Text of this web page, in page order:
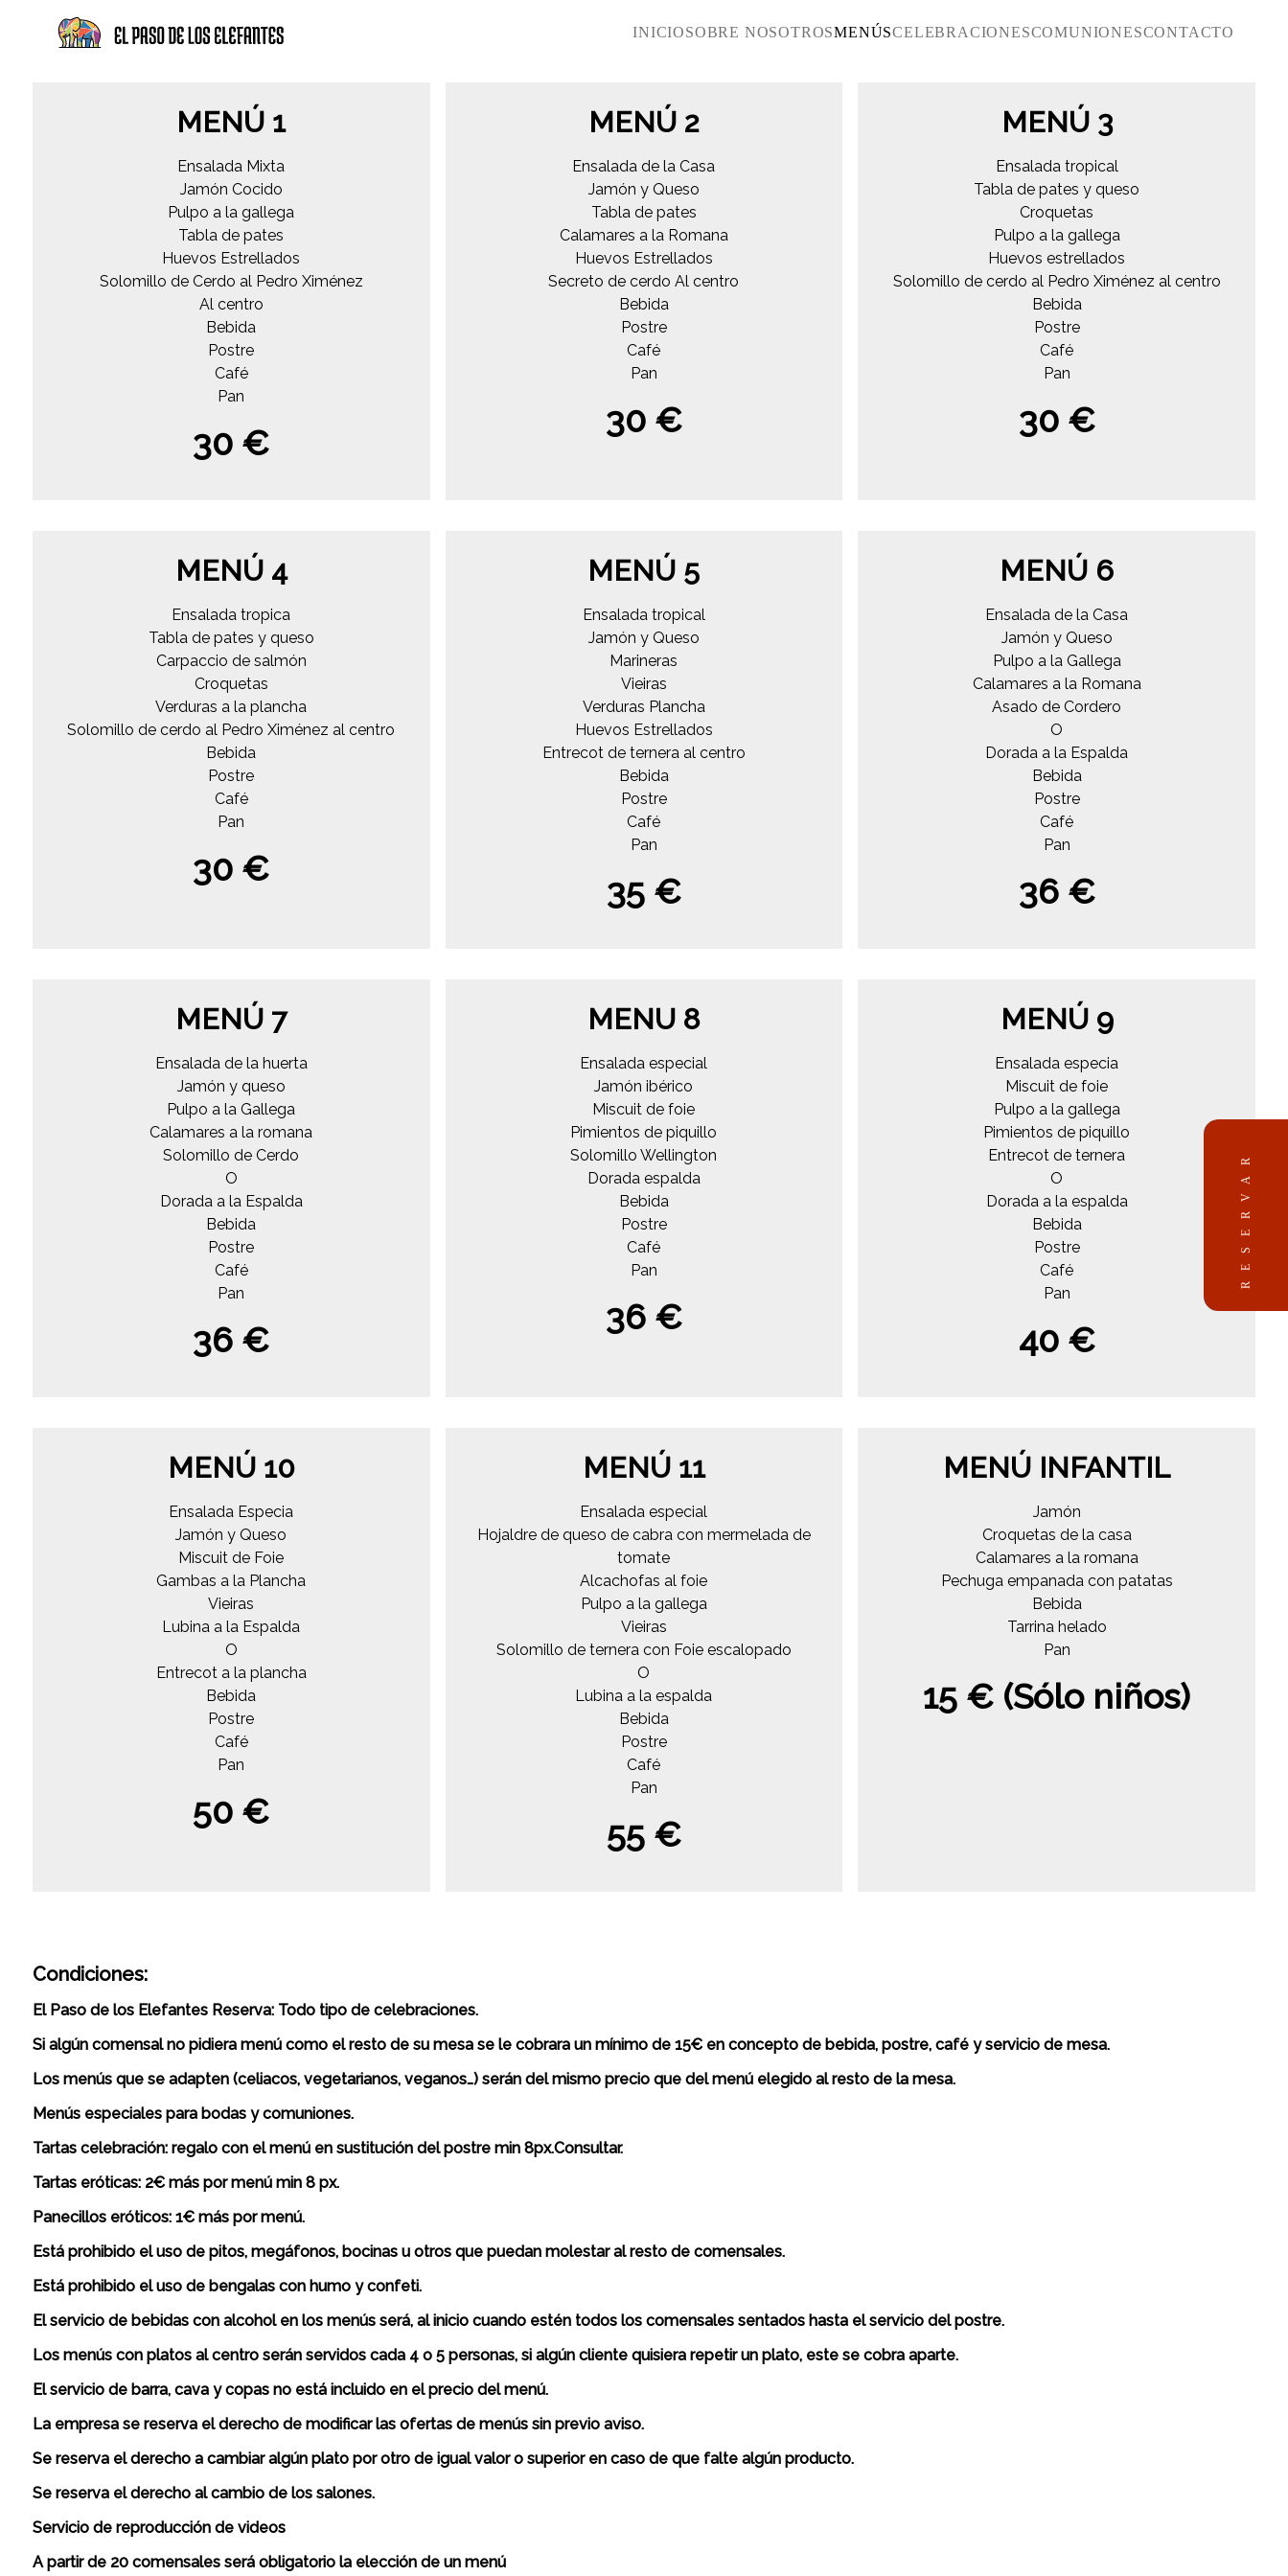
INICIOSOBRE NOSOTROSMENÚSCELEBRACIONESCOMUNIONESCONTACTO
MENÚ 1
Ensalada Mixta
Jamón Cocido
Pulpo a la gallega
Tabla de pates
Huevos Estrellados
Solomillo de Cerdo al Pedro Ximénez
Al centro
Bebida
Postre
Café
Pan
30 €
MENÚ 2
Ensalada de la Casa
Jamón y Queso
Tabla de pates
Calamares a la Romana
Huevos Estrellados
Secreto de cerdo Al centro
Bebida
Postre
Café
Pan
30 €
MENÚ 3
Ensalada tropical
Tabla de pates y queso
Croquetas
Pulpo a la gallega
Huevos estrellados
Solomillo de cerdo al Pedro Ximénez al centro
Bebida
Postre
Café
Pan
30 €
MENÚ 4
Ensalada tropica
Tabla de pates y queso
Carpaccio de salmón
Croquetas
Verduras a la plancha
Solomillo de cerdo al Pedro Ximénez al centro
Bebida
Postre
Café
Pan
30 €
MENÚ 5
Ensalada tropical
Jamón y Queso
Marineras
Vieiras
Verduras Plancha
Huevos Estrellados
Entrecot de ternera al centro
Bebida
Postre
Café
Pan
35 €
MENÚ 6
Ensalada de la Casa
Jamón y Queso
Pulpo a la Gallega
Calamares a la Romana
Asado de Cordero
O
Dorada a la Espalda
Bebida
Postre
Café
Pan
36 €
MENÚ 7
Ensalada de la huerta
Jamón y queso
Pulpo a la Gallega
Calamares a la romana
Solomillo de Cerdo
O
Dorada a la Espalda
Bebida
Postre
Café
Pan
36 €
MENU 8
Ensalada especial
Jamón ibérico
Miscuit de foie
Pimientos de piquillo
Solomillo Wellington
Dorada espalda
Bebida
Postre
Café
Pan
36 €
MENÚ 9
Ensalada especia
Miscuit de foie
Pulpo a la gallega
Pimientos de piquillo
Entrecot de ternera
O
Dorada a la espalda
Bebida
Postre
Café
Pan
40 €
MENÚ 10
Ensalada Especia
Jamón y Queso
Miscuit de Foie
Gambas a la Plancha
Vieiras
Lubina a la Espalda
O
Entrecot a la plancha
Bebida
Postre
Café
Pan
50 €
MENÚ 11
Ensalada especial
Hojaldre de queso de cabra con mermelada de
tomate
Alcachofas al foie
Pulpo a la gallega
Vieiras
Solomillo de ternera con Foie escalopado
O
Lubina a la espalda
Bebida
Postre
Café
Pan
55 €
MENÚ INFANTIL
Jamón
Croquetas de la casa
Calamares a la romana
Pechuga empanada con patatas
Bebida
Tarrina helado
Pan
15 € (Sólo niños)
Condiciones:
El Paso de los Elefantes Reserva: Todo tipo de celebraciones.
Si algún comensal no pidiera menú como el resto de su mesa se le cobrara un mínimo de 15€ en concepto de bebida, postre, café y servicio de mesa.
Los menús que se adapten (celiacos, vegetarianos, veganos…) serán del mismo precio que del menú elegido al resto de la mesa.
Menús especiales para bodas y comuniones.
Tartas celebración: regalo con el menú en sustitución del postre min 8px.Consultar.
Tartas eróticas: 2€ más por menú min 8 px.
Panecillos eróticos: 1€ más por menú.
Está prohibido el uso de pitos, megáfonos, bocinas u otros que puedan molestar al resto de comensales.
Está prohibido el uso de bengalas con humo y confeti.
El servicio de bebidas con alcohol en los menús será, al inicio cuando estén todos los comensales sentados hasta el servicio del postre.
Los menús con platos al centro serán servidos cada 4 o 5 personas, si algún cliente quisiera repetir un plato, este se cobra aparte.
El servicio de barra, cava y copas no está incluido en el precio del menú.
La empresa se reserva el derecho de modificar las ofertas de menús sin previo aviso.
Se reserva el derecho a cambiar algún plato por otro de igual valor o superior en caso de que falte algún producto.
Se reserva el derecho al cambio de los salones.
Servicio de reproducción de videos
A partir de 20 comensales será obligatorio la elección de un menú
RESERVAR